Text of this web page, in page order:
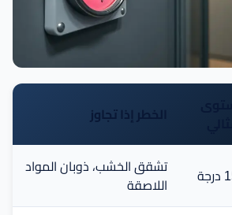
الخطر إذا تجاوز
تشقق الخشب، ذوبان المواد
اللاصقة